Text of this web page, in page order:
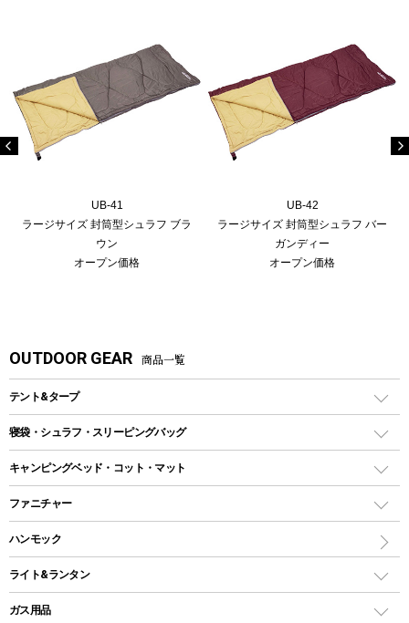
UB-41
ラージサイズ 封筒型シュラフ ブラ
ウン
オープン価格
UB-42
ラージサイズ 封筒型シュラフ バー
ガンディー
オープン価格
OUTDOOR GEAR 商品一覧
テント&タープ
テント
ツールームテント
ワンポールテント
シェルターテント
ソロテント
ロッジ型・オリジナルテント
寝袋・シュラフ・スリーピングバッグ
レクタングラー型（封筒型）シュラフ
インナーシュラフ
キャンピングベッド・コット・マット
キャンピングベッド・コット
インフレータブルマット
ファニチャー
アウトドアテーブル
レジャーシート
ハンモック
ライト&ランタン
LEDランタン
ガス用品